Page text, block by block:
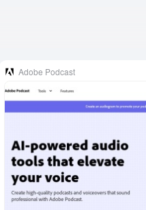
Adobe Podcast